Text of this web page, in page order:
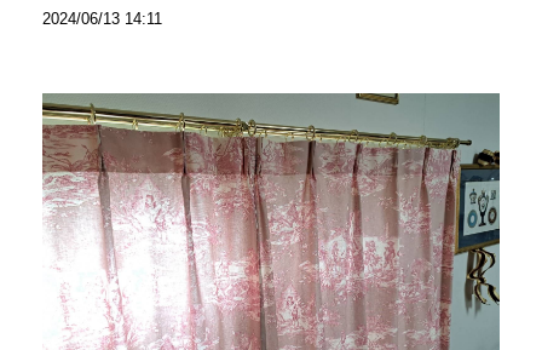
2024/06/13 14:11